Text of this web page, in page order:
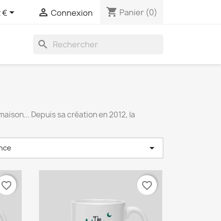
€  Connexion shopping_cart Panier (0)
search
Depuis sa création en 2012, la

favorite_border favorite_border